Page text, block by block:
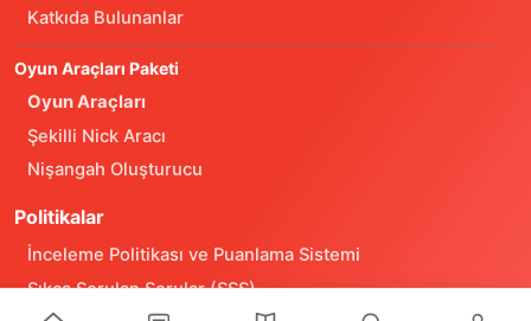
Katkıda Bulunanlar
Oyun Araçları Paketi
Oyun Araçları
Şekilli Nick Aracı
Nişangah Oluşturucu
Politikalar
İnceleme Politikası ve Puanlama Sistemi
Sıkça Sorulan Sorular (SSS)